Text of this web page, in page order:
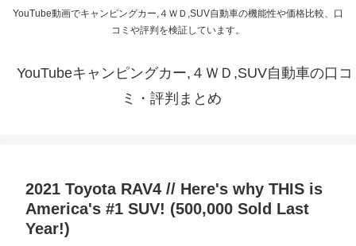
YouTube動画でキャンピングカー,４ＷＤ,SUV自動車の機能性や価格比較、口
コミや評判を検証しています。
YouTubeキャンピングカー,４ＷＤ,SUV自動車の口コ
ミ・評判まとめ
2021 Toyota RAV4 // Here's why THIS is
America's #1 SUV! (500,000 Sold Last
Year!)